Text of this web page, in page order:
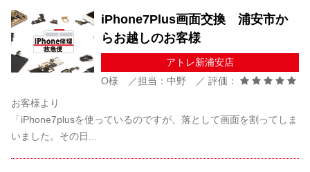
iPhone7Plus画面交換 浦安市か
らお越しのお客様
アトレ新浦安店
O様 ／担当：中野 ／ 評価：
お客様より
「iPhone7plusを使っているのですが、落として画面を割ってしま
いました。その日...